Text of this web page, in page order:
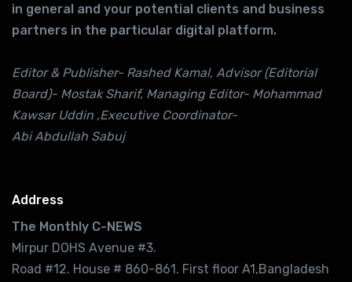
in general and your potential clients and business
partners in the particular digital platform.
Editor & Publisher- Rashed Kamal, Advisor (Editorial
Board)- Mostak Sharif, Managing Editor- Mohammad
Kawsar Uddin ,Executive Coordinator-
Abi Abdullah Sabuj
Address
The Monthly C-NEWS
Mirpur DOHS Avenue #3.
Road #12. House # 860-861. First floor A1,Bangladesh